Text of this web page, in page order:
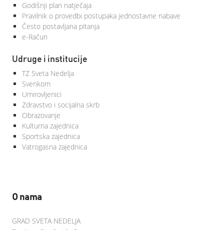
Godišnji plan natječaja
Pravilnik o provedbi postupaka jednostavne nabave
Često postavljana pitanja
e-Račun
Udruge i institucije
TZ Sveta Nedelja
Svenkom
Umirovljenici
Zdravstvo i socijalna skrb
Obrazovanje
Kulturna zajednica
Sportska zajednica
Vatrogasna zajednica
O nama
GRAD SVETA NEDELJA